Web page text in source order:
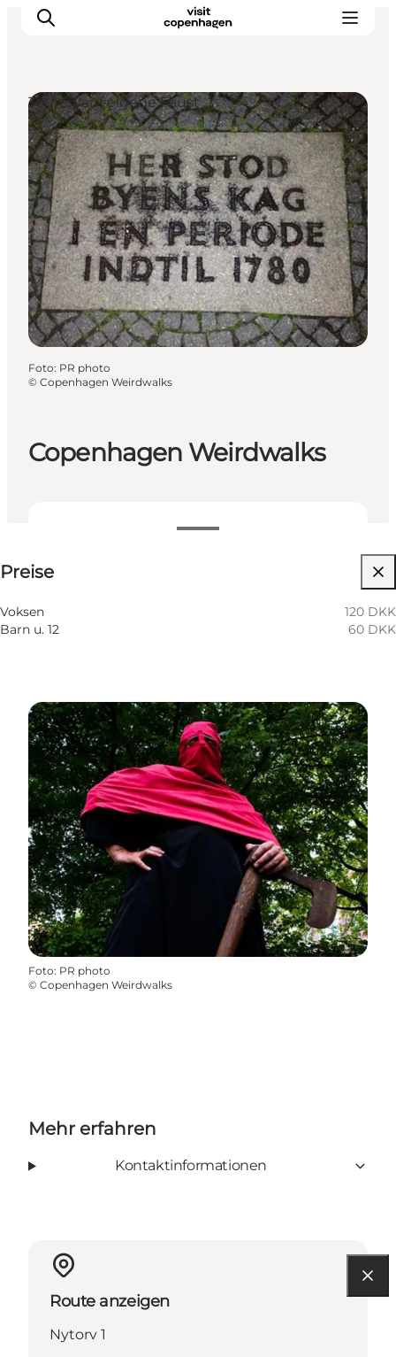
Aktivitäten
Essen und Trinken
Planen
Copenhagen Weirdwalks
Preise
Voksen
120 DKK
Barn u. 12
60 DKK
Touren auf eigene Faust
Foto: PR photo
© Copenhagen Weirdwalks
Foto: PR photo
© Copenhagen Weirdwalks
Mehr erfahren
Kontaktinformationen
Route anzeigen
Nytorv 1